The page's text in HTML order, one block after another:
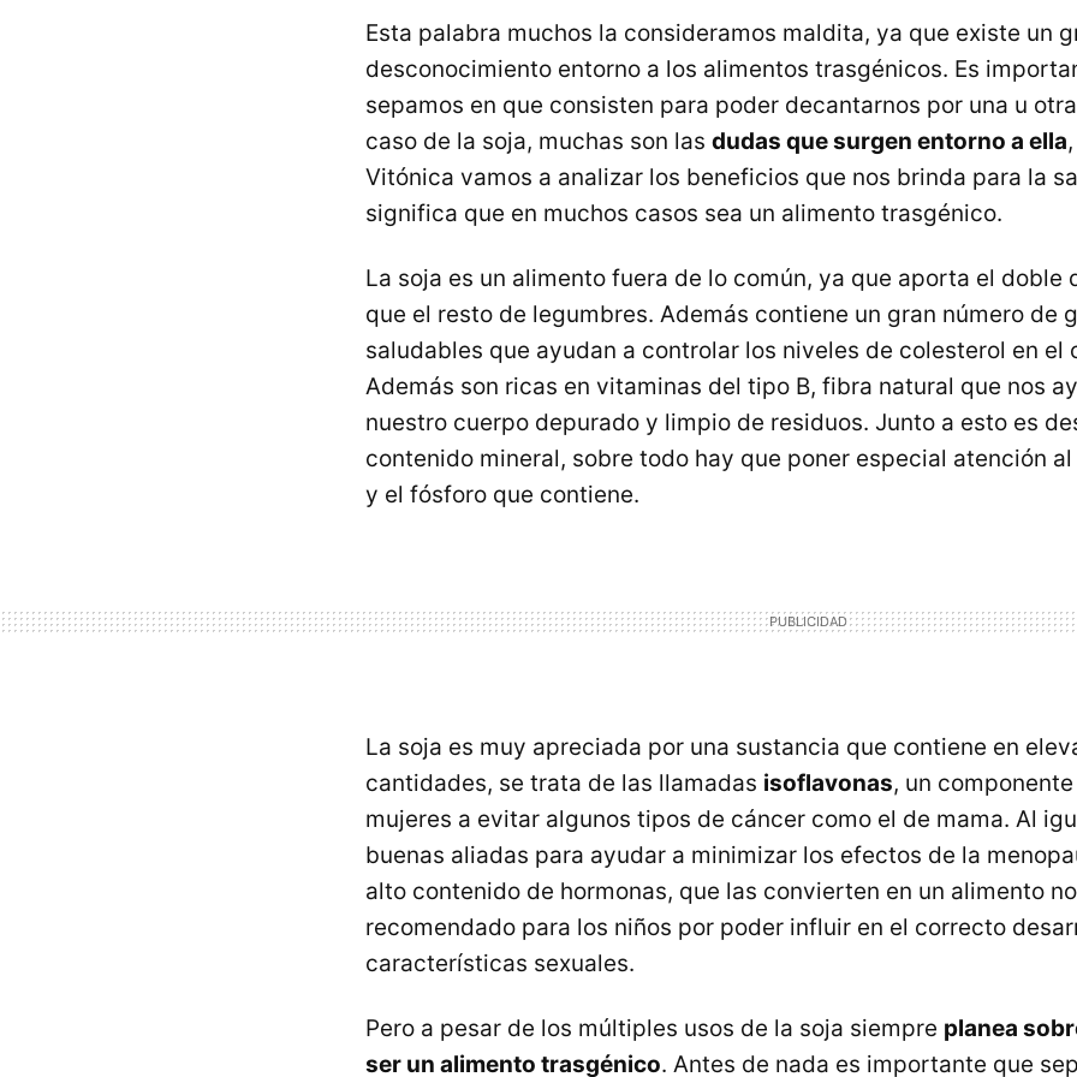
Esta palabra muchos la consideramos maldita, ya que existe un
desconocimiento entorno a los alimentos trasgénicos. Es
sepamos en que consisten para poder decantarnos por una u
caso de la soja, muchas son las dudas que surgen entorno a ella
Vitónica vamos a analizar los beneficios que nos brinda para la
significa que en muchos casos sea un alimento trasgénico.
La soja es un alimento fuera de lo común, ya que aporta el doble
que el resto de legumbres. Además contiene un gran número de
saludables que ayudan a controlar los niveles de colesterol en el
Además son ricas en vitaminas del tipo B, fibra natural que nos
nuestro cuerpo depurado y limpio de residuos. Junto a esto es
contenido mineral, sobre todo hay que poner especial atención
y el fósforo que contiene.
La soja es muy apreciada por una sustancia que contiene en
cantidades, se trata de las llamadas isoflavonas, un
mujeres a evitar algunos tipos de cáncer como el de mama. Al
buenas aliadas para ayudar a minimizar los efectos de la
alto contenido de hormonas, que las convierten en un alimento
recomendado para los niños por poder influir en el correcto
características sexuales.
Pero a pesar de los múltiples usos de la soja siempre planea
ser un alimento trasgénico. Antes de nada es importante que